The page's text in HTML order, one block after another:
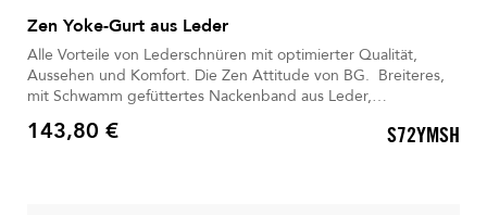
Zen Yoke-Gurt aus Leder
Alle Vorteile von Lederschnüren mit optimierter Qualität,
Aussehen und Komfort. Die Zen Attitude von BG. Breiteres,
mit Schwamm gefüttertes Nackenband aus Leder,
Pumpkarabiner (um Stöße und Kratzer zu vermeiden). BG
Preis
143,80 € S72YMSH